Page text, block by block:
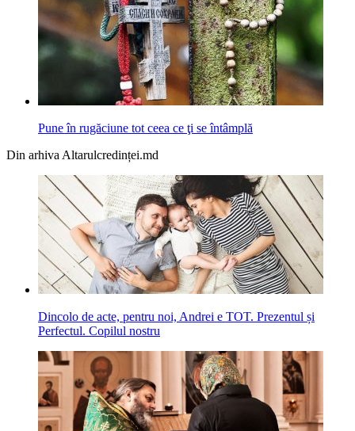
Pune în rugăciune tot ceea ce ţi se întâmplă
Din arhiva Altarulcredinței.md
Dincolo de acte, pentru noi, Andrei e TOT. Prezentul și
Perfectul. Copilul nostru